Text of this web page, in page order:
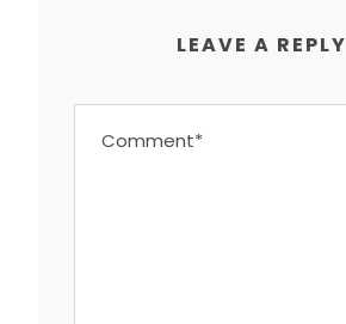
LEAVE A REPLY